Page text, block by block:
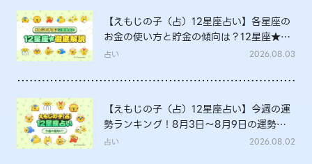
【えもじの子（占）12星座占い】各星座の
お金の使い方と貯金の傾向は？12星座★徹
底解説
占い 2026.08.03
【えもじの子（占）12星座占い】今週の運
勢ランキング！8月3日～8月9日の運勢
は？
占い 2026.08.02